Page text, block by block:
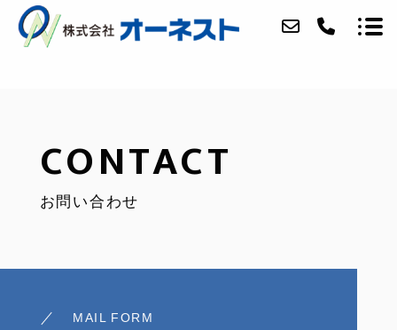
SERVICE
CONTACT
お問い合わせ
MAIL FORM